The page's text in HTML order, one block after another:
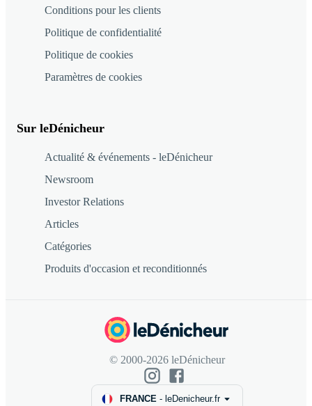
Conditions pour les clients
Politique de confidentialité
Politique de cookies
Paramètres de cookies
Sur leDénicheur
Actualité & événements - leDénicheur
Newsroom
Investor Relations
Articles
Catégories
Produits d'occasion et reconditionnés
© 2000-2026 leDénicheur
FRANCE - leDenicheur.fr